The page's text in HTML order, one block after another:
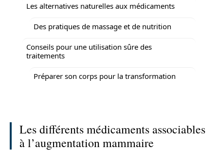
Les alternatives naturelles aux médicaments
Des pratiques de massage et de nutrition
Conseils pour une utilisation sûre des
traitements
Préparer son corps pour la transformation
Les différents médicaments associables
à l’augmentation mammaire